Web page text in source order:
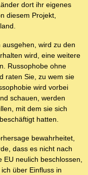
dort ihr eigenes
diesem Projekt,
wird zu den
wird, eine weitere
Russophobe ohne
raten Sie, zu wem sie
wird vorbei
schauen, werden
mit dem sie sich
hatten.
bewahrheitet,
dass es nicht nach
EU neulich beschlossen,
über Einfluss in